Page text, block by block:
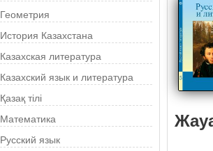
Геометрия
История Казахстана
Казахская литература
Казахский язык и литература
Қазақ тілі
Математика
Русский язык